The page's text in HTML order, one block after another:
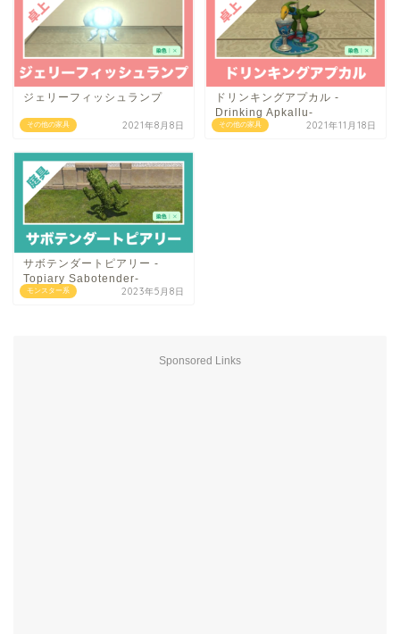
その他の家具
ジェリーフィッシュランプ
2021年8月8日 その他の家具
ドリンキングアプカル -
Drinking Apkallu-
2021年11月18日
モンスター系
サボテンダートピアリー -
Topiary Sabotender-
2023年5月8日
Sponsored Links